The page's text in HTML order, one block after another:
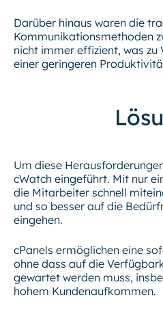
Darüber hinaus waren die
Kommunikationsmethoden
nicht immer effizient, was zu
einer geringeren
Um diese
cWatch eingeführt. Mit nur
die Mitarbeiter schnell
und so besser auf die
eingehen.
cPanels ermöglichen eine
ohne dass auf die
gewartet werden muss,
hohem Kundenaufkommen.